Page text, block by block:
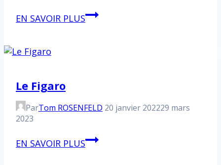
EN SAVOIR PLUSThe
New
Le Figaro
ParTom ROSENFELD 20 janvier 202229 mars
2023
EN SAVOIR PLUSLe
Figaro